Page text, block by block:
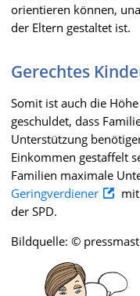
orientieren können,
der Eltern gestaltet ist.
Gerechtes
Somit ist auch die
geschuldet, dass
Unterstützung
Einkommen gestaffelt
Familien maximale
Geringverdiener
der SPD.
Bildquelle: ©